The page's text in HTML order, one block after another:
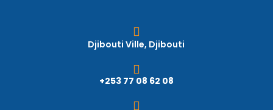
Djibouti Ville, Djibouti
+253 77 08 62 08